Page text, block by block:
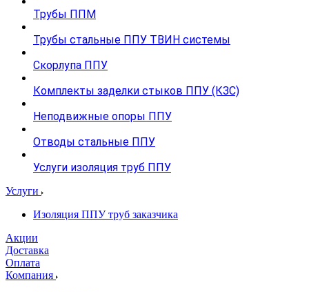
Трубы ППМ
Трубы стальные ППУ ТВИН системы
Скорлупа ППУ
Комплекты заделки стыков ППУ (КЗС)
Неподвижные опоры ППУ
Отводы стальные ППУ
Услуги изоляция труб ППУ
Услуги
Изоляция ППУ труб заказчика
Акции
Доставка
Оплата
Компания